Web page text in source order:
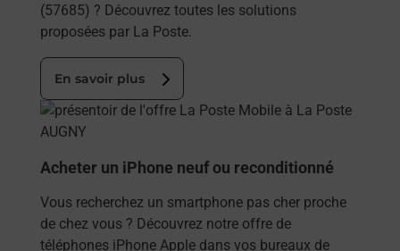
(57685) ? Découvrez toutes les solutions
proposées par La Poste.
En savoir plus
En savoir plus
Acheter un iPhone neuf ou reconditionné
Vous recherchez un smartphone pas cher proche
de chez vous ? Découvrez notre offre de
téléphones iPhone Apple dans vos bureaux de